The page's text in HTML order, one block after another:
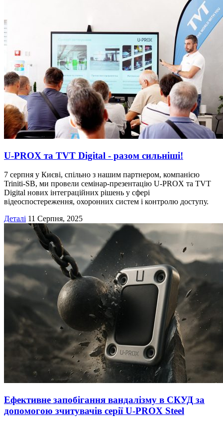
U-PROX та TVT Digital - разом сильніші!
7 серпня у Києві, спільно з нашим партнером, компанією
Triniti-SB, ми провели семінар-презентацію U-PROX та TVT
Digital нових інтеграційних рішень у сфері
відеоспостереження, охоронних систем і контролю доступу.
Деталі 11 Серпня, 2025
Ефективне запобігання вандалізму в СКУД за
допомогою зчитувачів серії U-PROX Steel